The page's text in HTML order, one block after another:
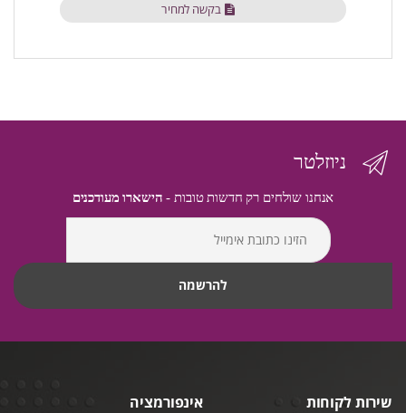
בקשה למחיר
ניוזלטר
אנחנו שולחים רק חדשות טובות - הישארו מעודכנים
שירות לקוחות אינפורמציה